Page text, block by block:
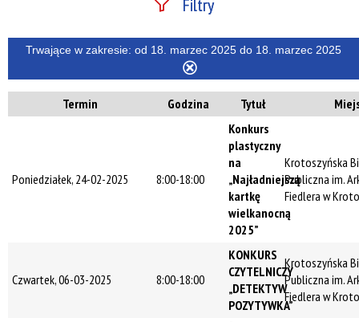
Szukana fraza
Kategoria
Trwające w
zakresie
Trwające w zakresie: od 18. marzec 2025 do 18. marzec 2025
filtr
Termin Godzina Tytuł
Poniedziałek, 24-02-2025 8:00-18:00
Konkurs
plastyczny
na
„Najładniejszą
kartkę
wielkanocną
2025”
Krotoszyńska
Publiczna im.
Fiedlera w
Czwartek, 06-03-2025 8:00-18:00
KONKURS
CZYTELNICZY
„DETEKTYW
POZYTYWKA”
Krotoszyńska
Publiczna im.
Fiedlera w